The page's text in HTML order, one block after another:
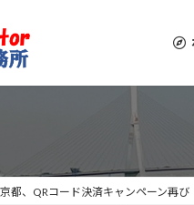
都、QRコード決済キャンペーン再び